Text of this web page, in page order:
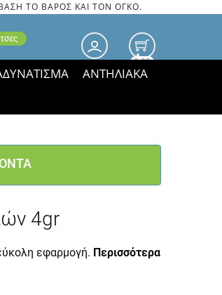
ΤΟ ΒΑΡΟΣ ΚΑΙ ΤΟΝ ΟΓΚΟ.
0.00
ΑΝΤΗΛΙΑΚΑ
4gr
εφαρμογή. Περισσότερα